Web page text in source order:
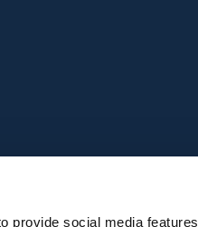
provide social media